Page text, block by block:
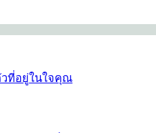
ที่อยู่ในใจคุณ